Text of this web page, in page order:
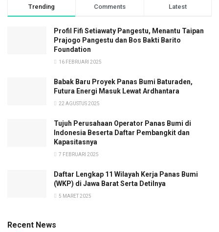
Trending Comments Latest
Profil Fifi Setiawaty Pangestu, Menantu Taipan
Prajogo Pangestu dan Bos Bakti Barito
Foundation
16 FEBRUARI 2025
Babak Baru Proyek Panas Bumi Baturaden,
Futura Energi Masuk Lewat Ardhantara
22 AGUSTUS 2025
Tujuh Perusahaan Operator Panas Bumi di
Indonesia Beserta Daftar Pembangkit dan
Kapasitasnya
7 FEBRUARI 2025
Daftar Lengkap 11 Wilayah Kerja Panas Bumi
(WKP) di Jawa Barat Serta Detilnya
5 MARET 2025
Recent News